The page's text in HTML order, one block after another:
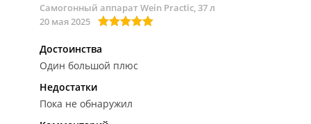
Самогонный аппарат Wein Practic, 37 л
20 мая 2025
Достоинства
Один большой плюс
Недостатки
Пока не обнаружил